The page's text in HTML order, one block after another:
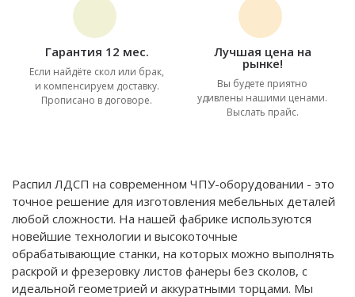
Гарантия 12 мес.
Если найдёте скол или брак,
и компенсируем доставку.
Прописано в договоре.
Лучшая цена на
рынке!
Вы будете приятно
удивлены нашими ценами.
Выслать прайс.
Распил ЛДСП на современном ЧПУ-оборудовании - это
точное решение для изготовления мебельных деталей
любой сложности. На нашей фабрике используются
новейшие технологии и высокоточные
обрабатывающие станки, на которых можно выполнять
раскрой и фрезеровку листов фанеры без сколов, с
идеальной геометрией и аккуратными торцами. Мы